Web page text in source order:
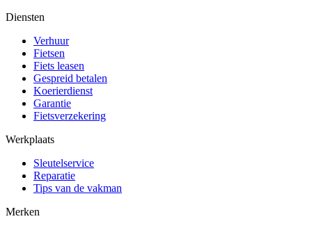
Diensten
Verhuur
Fietsen
Fiets leasen
Gespreid betalen
Koerierdienst
Garantie
Fietsverzekering
Werkplaats
Sleutelservice
Reparatie
Tips van de vakman
Merken